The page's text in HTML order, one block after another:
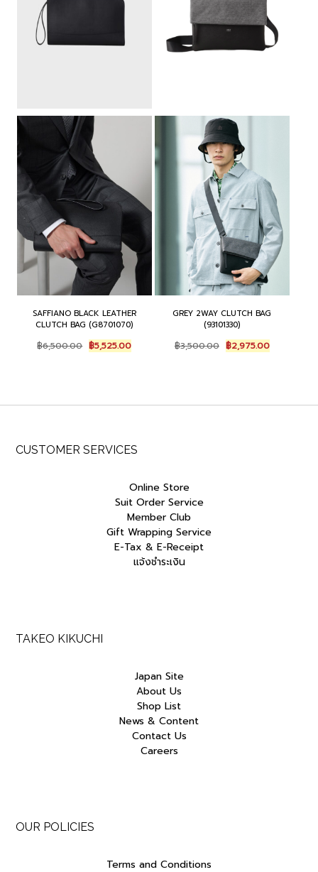
SAFFIANO BLACK LEATHER
CLUTCH BAG (G8701070)
฿6,500.00 Original
price
฿5,525.00Current
price
GREY 2WAY CLUTCH BAG
(93101330)
฿3,500.00 Original
price
฿2,975.00Current
price
CUSTOMER SERVICES
Online Store
Suit Order Service
Member Club
Gift Wrapping Service
E-Tax & E-Receipt
แจ้งชำระเงิน
TAKEO KIKUCHI
Japan Site
About Us
Shop List
News & Content
Contact Us
Careers
OUR POLICIES
Terms and Conditions